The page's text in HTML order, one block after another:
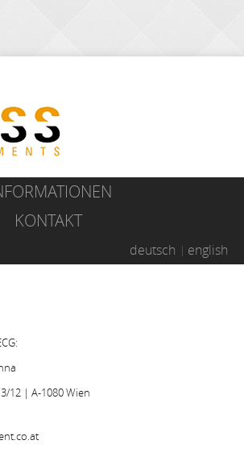
KONTAKT
deutsch english
12 | A-1080 Wien